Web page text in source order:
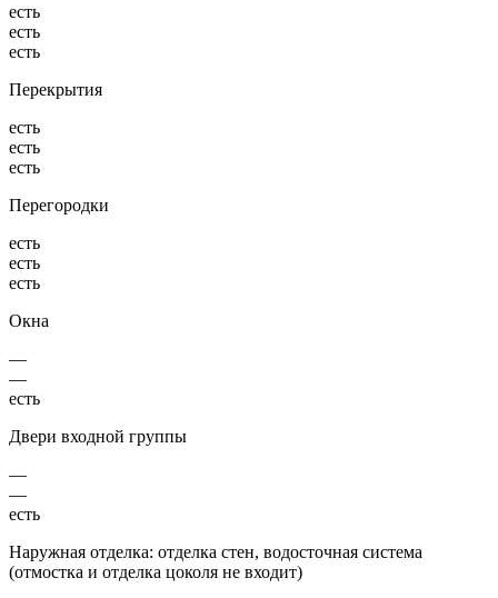
есть
есть
есть
Перекрытия
есть
есть
есть
Перегородки
есть
есть
есть
Окна
—
—
есть
Двери входной группы
—
—
есть
Наружная отделка: отделка стен, водосточная система
(отмостка и отделка цоколя не входит)